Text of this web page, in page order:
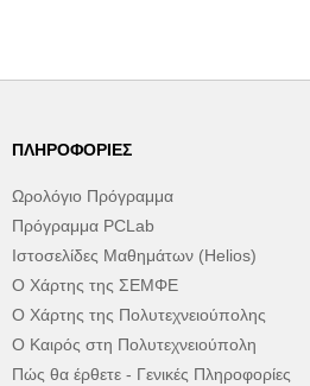
ΠΛΗΡΟΦΟΡΊΕΣ
Ωρολόγιο Πρόγραμμα
Πρόγραμμα PCLab
Ιστοσελίδες Μαθημάτων (Helios)
Ο Χάρτης της ΣΕΜΦΕ
Ο Χάρτης της Πολυτεχνειούπολης
Ο Καιρός στη Πολυτεχνειούπολη
Πώς θα έρθετε - Γενικές Πληροφορίες